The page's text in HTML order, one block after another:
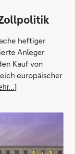
heftiger
Anleger
Kauf von
europäischer
]